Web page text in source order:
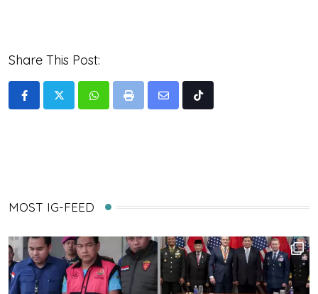
Share This Post:
WhatsappPrint
Share
Tiktok
MOST IG-FEED